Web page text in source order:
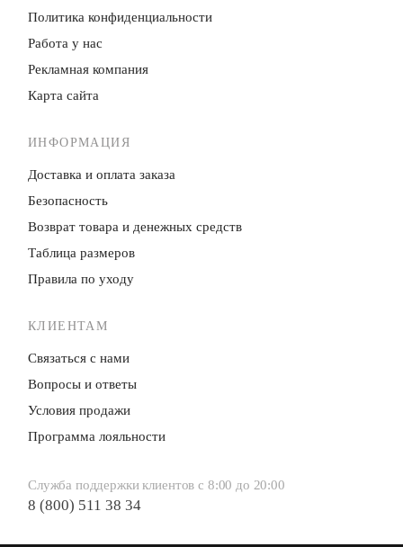
Политика конфиденци­альности
Работа у нас
Рекламная компания
Карта сайта
ИНФОРМАЦИЯ
Доставка и оплата заказа
Безопасность
Возврат товара и денежных средств
Таблица размеров
Правила по уходу
КЛИЕНТАМ
Связаться с нами
Вопросы и ответы
Условия продажи
Программа лояльности
Служба поддержки клиентов с 8:00 до 20:00
8 (800) 511 38 34